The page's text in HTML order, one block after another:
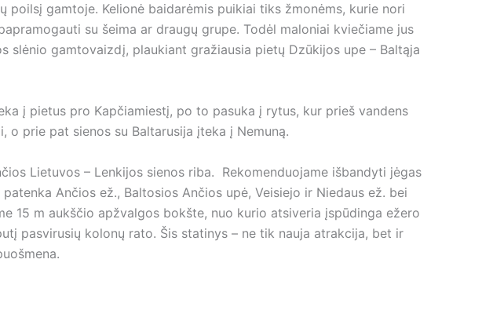
gamtoje. Kelionė baidarėmis puikiai tiks žmonėms, kurie nori
su šeima ar draugų grupe. Todėl maloniai kviečiame jus
gamtovaizdį, plaukiant gražiausia pietų Dzūkijos upe – Baltąja
į pietus pro Kapčiamiestį, po to pasuka į rytus, kur prieš vandens
prie pat sienos su Baltarusija įteka į Nemuną.
Lietuvos – Lenkijos sienos riba. Rekomenduojame išbandyti jėgas
Ančios ež., Baltosios Ančios upė, Veisiejo ir Niedaus ež. bei
15 m aukščio apžvalgos bokšte, nuo kurio atsiveria įspūdinga ežero
pasvirusių kolonų rato. Šis statinys – ne tik nauja atrakcija, bet ir